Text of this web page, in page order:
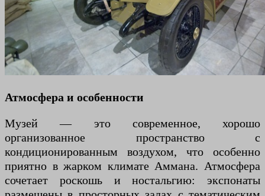
Атмосфера и особенности
Музей — это современное, хорошо
организованное пространство с
кондиционированным воздухом, что особенно
приятно в жарком климате Аммана. Атмосфера
сочетает роскошь и ностальгию: экспонаты